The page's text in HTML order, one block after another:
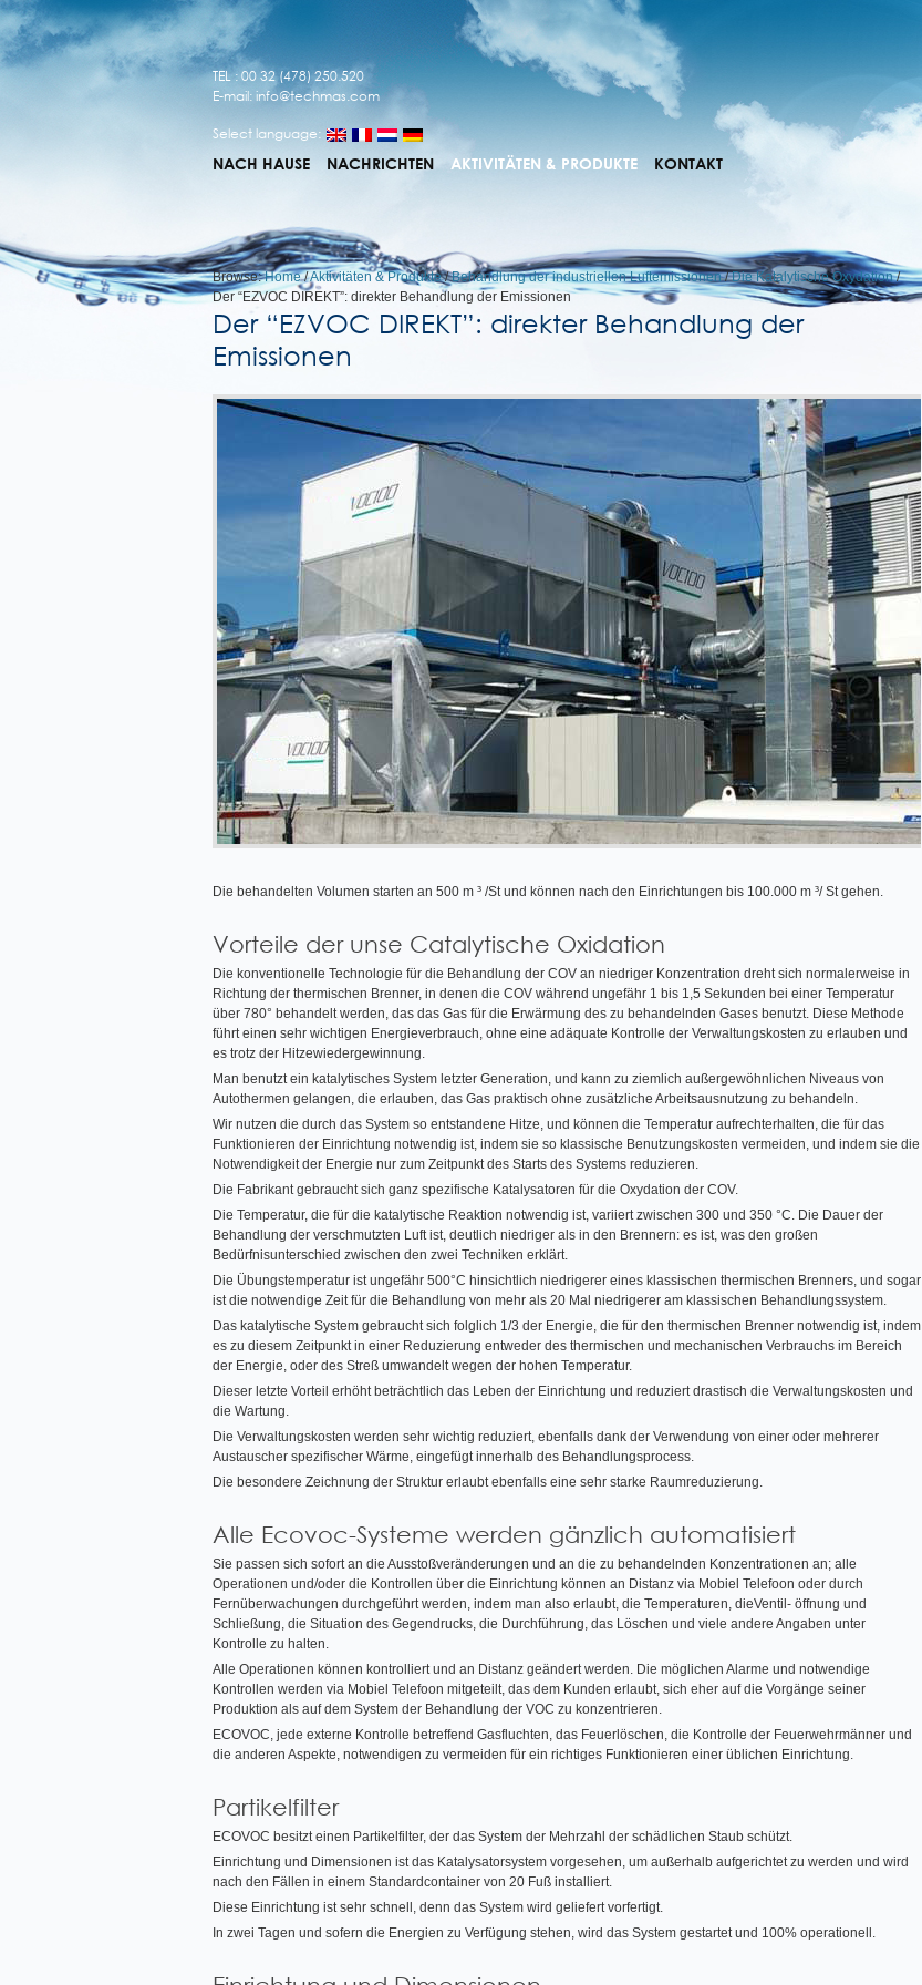
TEL : 00 32 (478) 250.520
E-mail: info@techmas.com
Select language:
NACH HAUSE NACHRICHTEN AKTIVITÄTEN & PRODUKTE KONTAKT
Browse: Home /Aktivitäten & Produkte / Behandlung der industriellen Luftemissionen / Die Katalytische Oxydation /
Der “EZVOC DIREKT”: direkter Behandlung der Emissionen
Der “EZVOC DIREKT”: direkter Behandlung der
Emissionen
Die behandelten Volumen starten an 500 m ³ /St und können nach den Einrichtungen bis 100.000 m ³/ St gehen.
Vorteile der unse Catalytische Oxidation
Die konventionelle Technologie für die Behandlung der COV an niedriger Konzentration dreht sich normalerweise in
Richtung der thermischen Brenner, in denen die COV während ungefähr 1 bis 1,5 Sekunden bei einer Temperatur
über 780° behandelt werden, das das Gas für die Erwärmung des zu behandelnden Gases benutzt. Diese Methode
führt einen sehr wichtigen Energieverbrauch, ohne eine adäquate Kontrolle der Verwaltungskosten zu erlauben und
es trotz der Hitzewiedergewinnung.
Man benutzt ein katalytisches System letzter Generation, und kann zu ziemlich außergewöhnlichen Niveaus von
Autothermen gelangen, die erlauben, das Gas praktisch ohne zusätzliche Arbeitsausnutzung zu behandeln.
Wir nutzen die durch das System so entstandene Hitze, und können die Temperatur aufrechterhalten, die für das
Funktionieren der Einrichtung notwendig ist, indem sie so klassische Benutzungskosten vermeiden, und indem sie die
Notwendigkeit der Energie nur zum Zeitpunkt des Starts des Systems reduzieren.
Die Fabrikant gebraucht sich ganz spezifische Katalysatoren für die Oxydation der COV.
Die Temperatur, die für die katalytische Reaktion notwendig ist, variiert zwischen 300 und 350 °C. Die Dauer der
Behandlung der verschmutzten Luft ist, deutlich niedriger als in den Brennern: es ist, was den großen
Bedürfnisunterschied zwischen den zwei Techniken erklärt.
Die Übungstemperatur ist ungefähr 500°C hinsichtlich niedrigerer eines klassischen thermischen Brenners, und sogar
ist die notwendige Zeit für die Behandlung von mehr als 20 Mal niedrigerer am klassischen Behandlungssystem.
Das katalytische System gebraucht sich folglich 1/3 der Energie, die für den thermischen Brenner notwendig ist, indem
es zu diesem Zeitpunkt in einer Reduzierung entweder des thermischen und mechanischen Verbrauchs im Bereich
der Energie, oder des Streß umwandelt wegen der hohen Temperatur.
Dieser letzte Vorteil erhöht beträchtlich das Leben der Einrichtung und reduziert drastisch die Verwaltungskosten und
die Wartung.
Die Verwaltungskosten werden sehr wichtig reduziert, ebenfalls dank der Verwendung von einer oder mehrerer
Austauscher spezifischer Wärme, eingefügt innerhalb des Behandlungsprocess.
Die besondere Zeichnung der Struktur erlaubt ebenfalls eine sehr starke Raumreduzierung.
Alle Ecovoc-Systeme werden gänzlich automatisiert
Sie passen sich sofort an die Ausstoßveränderungen und an die zu behandelnden Konzentrationen an; alle
Operationen und/oder die Kontrollen über die Einrichtung können an Distanz via Mobiel Telefoon oder durch
Fernüberwachungen durchgeführt werden, indem man also erlaubt, die Temperaturen, dieVentil- öffnung und
Schließung, die Situation des Gegendrucks, die Durchführung, das Löschen und viele andere Angaben unter
Kontrolle zu halten.
Alle Operationen können kontrolliert und an Distanz geändert werden. Die möglichen Alarme und notwendige
Kontrollen werden via Mobiel Telefoon mitgeteilt, das dem Kunden erlaubt, sich eher auf die Vorgänge seiner
Produktion als auf dem System der Behandlung der VOC zu konzentrieren.
ECOVOC, jede externe Kontrolle betreffend Gasfluchten, das Feuerlöschen, die Kontrolle der Feuerwehrmänner und
die anderen Aspekte, notwendigen zu vermeiden für ein richtiges Funktionieren einer üblichen Einrichtung.
Partikelfilter
ECOVOC besitzt einen Partikelfilter, der das System der Mehrzahl der schädlichen Staub schützt.
Einrichtung und Dimensionen ist das Katalysatorsystem vorgesehen, um außerhalb aufgerichtet zu werden und wird
nach den Fällen in einem Standardcontainer von 20 Fuß installiert.
Diese Einrichtung ist sehr schnell, denn das System wird geliefert vorfertigt.
In zwei Tagen und sofern die Energien zu Verfügung stehen, wird das System gestartet und 100% operationell.